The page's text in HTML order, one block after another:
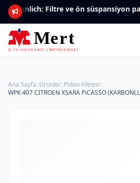
Ana Sayfa Ürünler Polen Filtresi